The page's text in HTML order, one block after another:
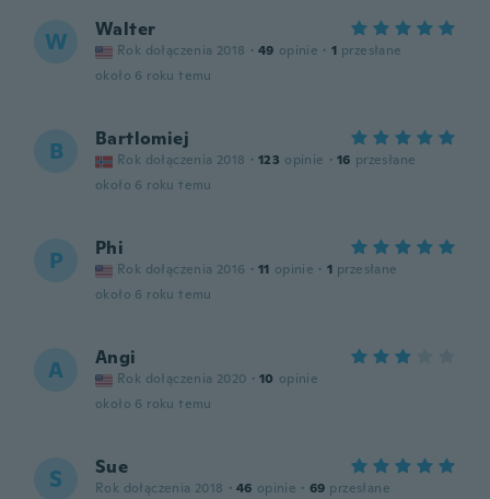
W Walter
Rok dołączenia 2018 · 49 opinie · 1 przesłane
około 6 roku temu
B Bartlomiej
Rok dołączenia 2018 · 123 opinie · 16 przesłane
około 6 roku temu
P Phi
Rok dołączenia 2016 · 11 opinie · 1 przesłane
około 6 roku temu
A Angi
Rok dołączenia 2020 · 10 opinie
około 6 roku temu
S Sue
Rok dołączenia 2018 · 46 opinie · 69 przesłane